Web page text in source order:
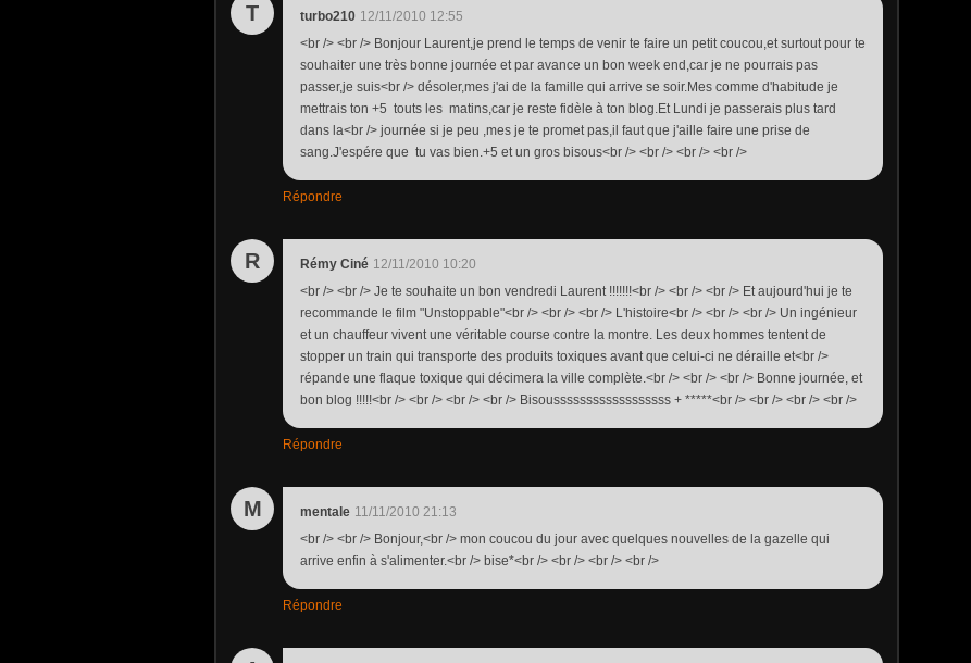
T turbo210 12/11/2010 12:55
<br /> <br /> Bonjour Laurent,je prend le temps de venir te faire un petit coucou,et surtout pour te
souhaiter une très bonne journée et par avance un bon week end,car je ne pourrais pas
passer,je suis<br /> désoler,mes j'ai de la famille qui arrive se soir.Mes comme d'habitude je
mettrais ton +5 touts les matins,car je reste fidèle à ton blog.Et Lundi je passerais plus tard
dans la<br /> journée si je peu ,mes je te promet pas,il faut que j'aille faire une prise de
sang.J'espére que tu vas bien.+5 et un gros bisous<br /> <br /> <br /> <br />
Répondre
R Rémy Ciné 12/11/2010 10:20
<br /> <br /> Je te souhaite un bon vendredi Laurent !!!!!!!<br /> <br /> <br /> Et aujourd'hui je te
recommande le film "Unstoppable"<br /> <br /> <br /> L'histoire<br /> <br /> <br /> Un ingénieur
et un chauffeur vivent une véritable course contre la montre. Les deux hommes tentent de
stopper un train qui transporte des produits toxiques avant que celui-ci ne déraille et<br />
répande une flaque toxique qui décimera la ville complète.<br /> <br /> <br /> Bonne journée, et
bon blog !!!!!<br /> <br /> <br /> <br /> Bisoussssssssssssssssss + *****<br /> <br /> <br /> <br />
Répondre
M mentale 11/11/2010 21:13
<br /> <br /> Bonjour,<br /> mon coucou du jour avec quelques nouvelles de la gazelle qui
arrive enfin à s'alimenter.<br /> bise*<br /> <br /> <br /> <br />
Répondre